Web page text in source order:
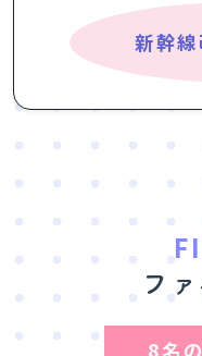
新幹
フ
8名